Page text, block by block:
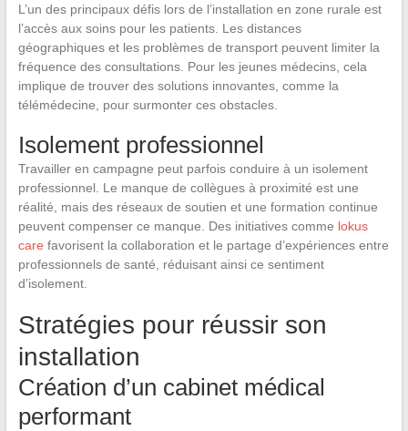
L’un des principaux défis lors de l’installation en zone rurale est
l’accès aux soins pour les patients. Les distances
géographiques et les problèmes de transport peuvent limiter la
fréquence des consultations. Pour les jeunes médecins, cela
implique de trouver des solutions innovantes, comme la
télémédecine, pour surmonter ces obstacles.
Isolement professionnel
Travailler en campagne peut parfois conduire à un isolement
professionnel. Le manque de collègues à proximité est une
réalité, mais des réseaux de soutien et une formation continue
peuvent compenser ce manque. Des initiatives comme lokus
care favorisent la collaboration et le partage d’expériences entre
professionnels de santé, réduisant ainsi ce sentiment
d’isolement.
Stratégies pour réussir son
installation
Création d’un cabinet médical
performant